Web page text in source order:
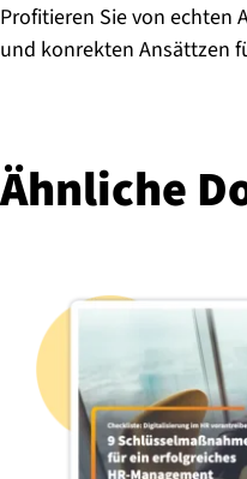
Profitieren Sie von echten
und konrekten Ansättzen
Ähnliche